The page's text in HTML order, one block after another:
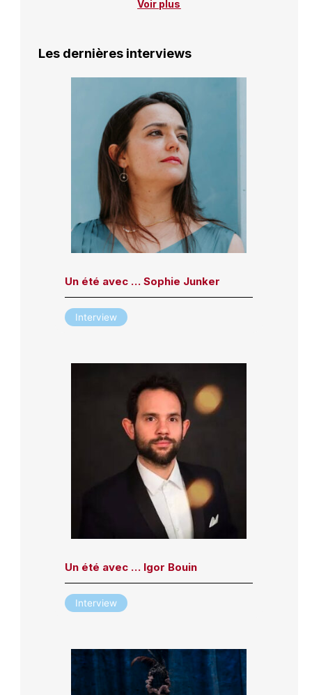
Voir plus
Les dernières interviews
Un été avec … Sophie Junker
Interview
Un été avec … Igor Bouin
Interview